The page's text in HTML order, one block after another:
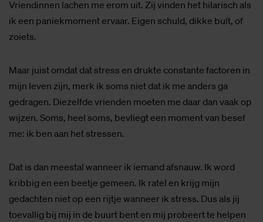
Vriendinnen lachen me erom uit. Zij vinden het hilarisch als
ik een paniekmoment ervaar. Eigen schuld, dikke bult, of
zoiets.
Maar juist omdat dat stress en drukte constante factoren in
mijn leven zijn, merk ik soms niet dat ik me anders ga
gedragen. Diezelfde vrienden moeten me daar dan vaak op
wijzen. Soms, heel soms, bevliegt een moment van besef
me: ik ben aan het stressen.
Dat is dan meestal wanneer ik iemand afsnauw. Ik word
kribbig en een beetje gemeen. Ik ratel en krijg mijn
gedachten niet op een rijtje wanneer ik stress. Dus als jij
toevallig bij mij in de buurt bent en mij probeert te helpen